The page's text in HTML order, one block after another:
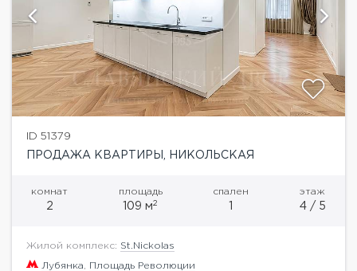
ID 51379
ПРОДАЖА КВАРТИРЫ, НИКОЛЬСКАЯ
комнат
2
площадь
109 м2
спален
1
этаж
4 / 5
Жилой комплекс: St.Nickolas
Лубянка Площадь Революции